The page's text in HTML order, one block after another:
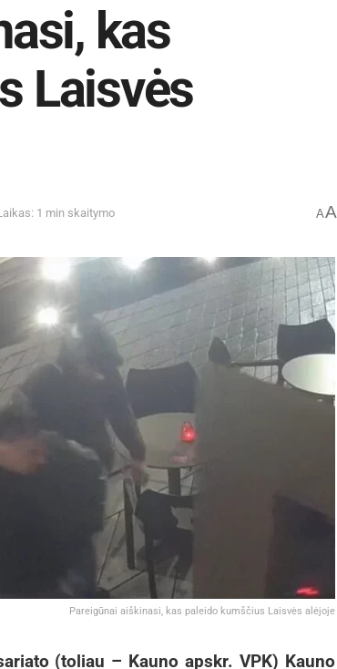
kas
Laisvės
1 min skaitymo AA
Pareigūnai aiškinasi, kas paleido kumščius Laisvės alėjoje
(toliau – Kauno apskr. VPK) Kauno